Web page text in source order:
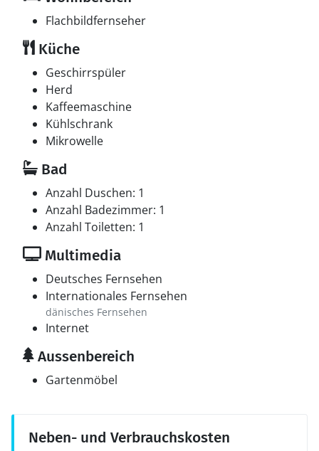
Flachbildfernseher
Küche
Geschirrspüler
Herd
Kaffeemaschine
Kühlschrank
Mikrowelle
Bad
Anzahl Duschen: 1
Anzahl Badezimmer: 1
Anzahl Toiletten: 1
Multimedia
Deutsches Fernsehen
Internationales Fernsehen
dänisches Fernsehen
Internet
Aussenbereich
Gartenmöbel
Neben- und Verbrauchskosten